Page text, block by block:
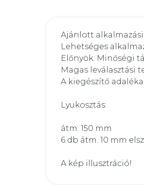
Ajánlott
Lehetséges
Előnyök: Minőségi
Magas leválasztási
A kiegészítő
Lyukosztás:
átm. 150 mm
6 db átm. 10 mm
A kép illusztráció!